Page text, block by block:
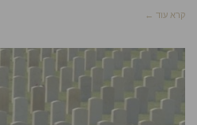
קרא עוד ←